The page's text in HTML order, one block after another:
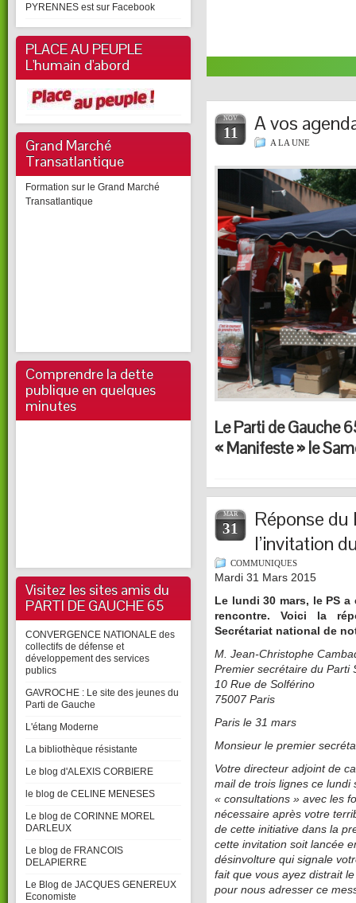
PYRENNES est sur Facebook
PLACE AU PEUPLE
L'humain d'abord
Grand Marché
Transatlantique
Formation sur le Grand Marché
Transatlantique
Comprendre la dette
publique en quelques
minutes
Visitez les sites amis du
PARTI DE GAUCHE 65
CONVERGENCE NATIONALE des
collectifs de défense et
développement des services
publics
GAVROCHE : Le site des jeunes du
Parti de Gauche
L'étang Moderne
La bibliothèque résistante
Le blog d'ALEXIS CORBIERE
le blog de CELINE MENESES
Le blog de CORINNE MOREL
DARLEUX
Le blog de FRANCOIS
DELAPIERRE
Le Blog de JACQUES GENEREUX
Economiste
Voir l'article entier
NOV
11 A vos
A LA UNE
Le Parti de Gauche
« Manifeste » le
MAR
31
Réponse du
l’invitation
COMMUNIQUES
Mardi 31 Mars 2015
Le lundi 30 mars, le PS
rencontre. Voici la
Secrétariat national de
M. Jean-Christophe
Premier secrétaire du Parti
10 Rue de Solférino
75007 Paris
Paris le 31 mars
Monsieur le premier
Votre directeur adjoint de
mail de trois lignes ce
« consultations » avec les
nécessaire après votre
de cette initiative dans la
cette invitation soit lancée
désinvolture qui signale
fait que vous ayez distrait
pour nous adresser ce